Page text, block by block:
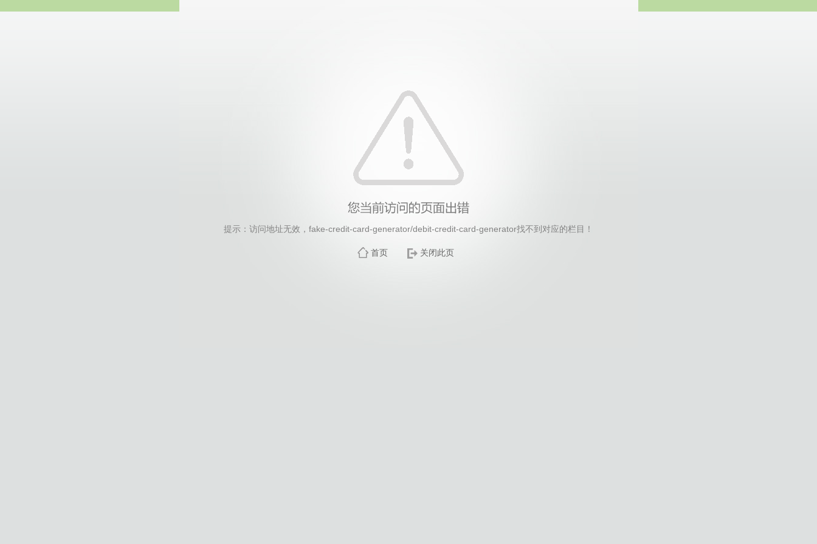
提示：访问地址无效，fake-credit-card-generator/debit-credit-card-generator找不到对应的栏目！
首页 关闭此页